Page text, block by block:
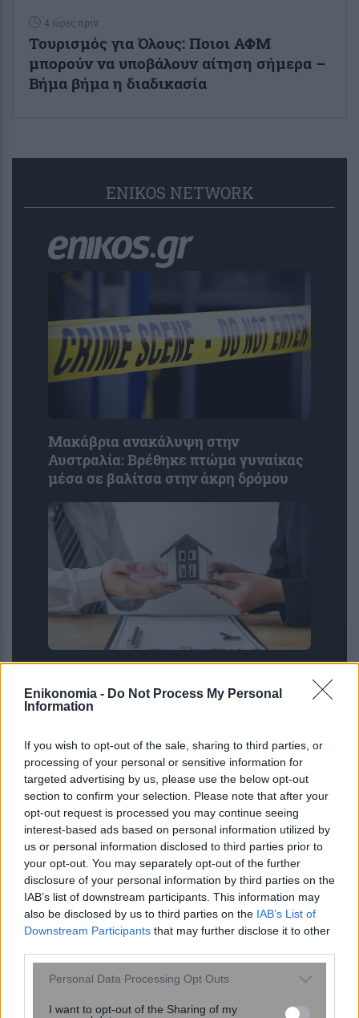
Enikonomia - Do Not Process My Personal
Information
If you wish to opt-out of the sale, sharing to third parties, or
processing of your personal or sensitive information for
targeted advertising by us, please use the below opt-out
section to confirm your selection. Please note that after your
opt-out request is processed you may continue seeing
interest-based ads based on personal information utilized by
us or personal information disclosed to third parties prior to
your opt-out. You may separately opt-out of the further
disclosure of your personal information by third parties on the
IAB’s list of downstream participants. This information may
also be disclosed by us to third parties on the IAB’s List of
Downstream Participants that may further disclose it to other
Please note that this website/app uses one or more Google
not limited to your visit or usage behaviour. You may click to
Personal Data Processing Opt Outs
I want to opt-out of the Sharing of my
4 ώρες πριν
Τουρισμός για Όλους: Ποιοι ΑΦΜ
μπορούν να υποβάλουν αίτηση σήμερα –
Βήμα βήμα η διαδικασία
ENIKOS NETWORK
Μακάβρια ανακάλυψη στην
Αυστραλία: Βρέθηκε πτώμα γυναίκας
μέσα σε βαλίτσα στην άκρη δρόμου
ακόμη ευκαιρίες – Γιατί όλο και
περισσότεροι Έλληνες μένουν εκτός
Ο αριθμός των παιδιών που έχετε